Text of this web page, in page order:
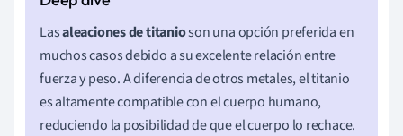
Lasaleaciones de titanioson una opción preferida en
muchos casos debido a su excelente relación entre
fuerza y peso. A diferencia de otros metales, el titanio
es altamente compatible con el cuerpo humano,
reduciendo la posibilidad de que el cuerpo lo rechace.